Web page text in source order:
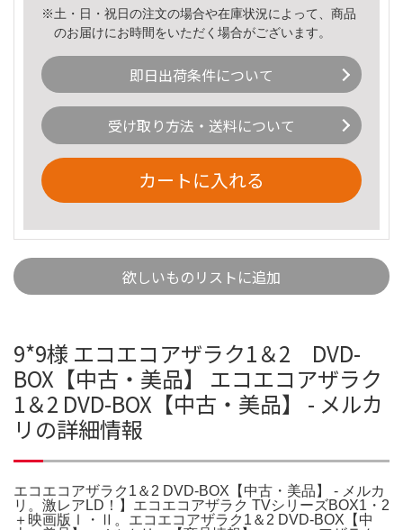
※土・日・祝日の注文の場合や在庫状況によって、商品
のお届けにお時間をいただく場合がございます。
即日出荷条件について
受け取り方法・送料について
カートに入れる
欲しいものリストに追加
9*9様 エコエコアザラク1＆2 DVD-
BOX【中古・美品】 エコエコアザラク
1＆2 DVD-BOX【中古・美品】 - メルカ
リの詳細情報
エコエコアザラク1＆2 DVD-BOX【中古・美品】 - メルカ
リ。激レアLD！】エコエコアザラク TVシリーズBOX1・2
＋映画版Ⅰ・Ⅱ。エコエコアザラク1＆2 DVD-BOX【中